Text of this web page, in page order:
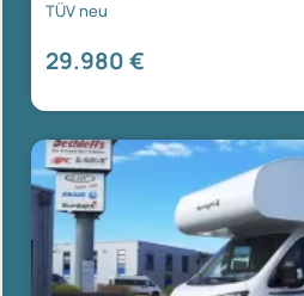
TÜV neu
29.980 €